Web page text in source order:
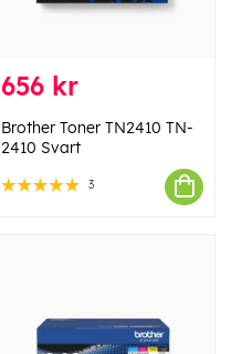
656 kr
Brother Toner TN2410 TN-
2410 Svart
3